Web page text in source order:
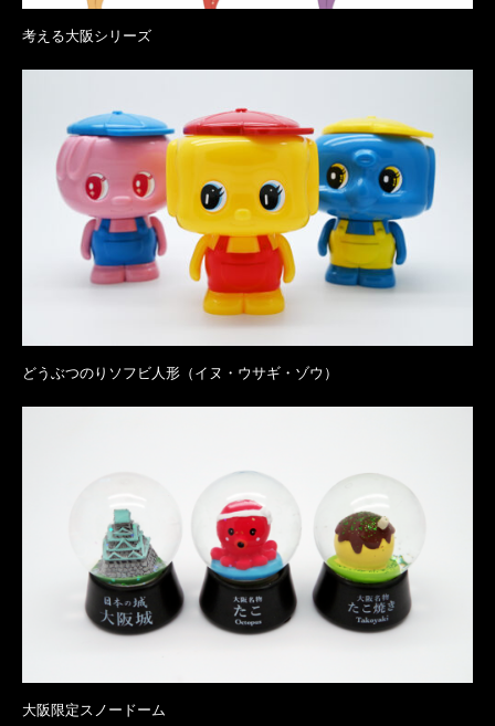
考える大阪シリーズ
どうぶつのりソフビ人形（イヌ・ウサギ・ゾウ）
大阪限定スノードーム